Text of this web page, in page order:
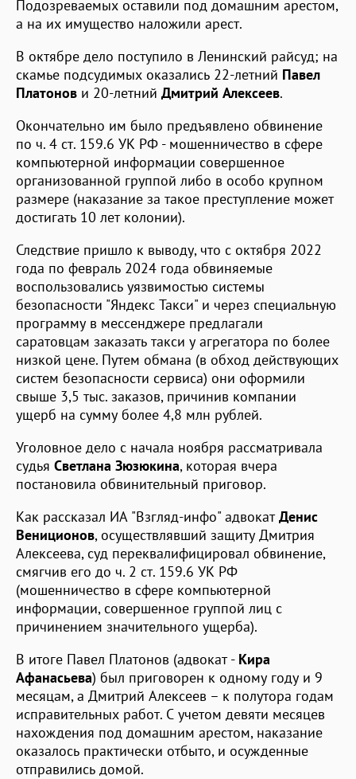
Подозреваемых оставили под домашним арестом,
а на их имущество наложили арест.
В октябре дело поступило в Ленинский райсуд; на
скамье подсудимых оказались 22-летний Павел
Платонов и 20-летний Дмитрий Алексеев.
Окончательно им было предъявлено обвинение
по ч. 4 ст. 159.6 УК РФ - мошенничество в сфере
компьютерной информации совершенное
организованной группой либо в особо крупном
размере (наказание за такое преступление может
достигать 10 лет колонии).
Следствие пришло к выводу, что с октября 2022
года по февраль 2024 года обвиняемые
воспользовались уязвимостью системы
безопасности "Яндекс Такси" и через специальную
программу в мессенджере предлагали
саратовцам заказать такси у агрегатора по более
низкой цене. Путем обмана (в обход действующих
систем безопасности сервиса) они оформили
свыше 3,5 тыс. заказов, причинив компании
ущерб на сумму более 4,8 млн рублей.
Уголовное дело с начала ноября рассматривала
судья Светлана Зюзюкина, которая вчера
постановила обвинительный приговор.
Как рассказал ИА "Взгляд-инфо" адвокатДенис
Вениционов, осуществлявший защиту Дмитрия
Алексеева, суд переквалифицировал обвинение,
смягчив его до ч. 2 ст. 159.6 УК РФ
(мошенничество в сфере компьютерной
информации, совершенное группой лиц с
причинением значительного ущерба).
В итоге Павел Платонов (адвокат - Кира
Афанасьева) был приговорен к одному году и 9
месяцам, а Дмитрий Алексеев – к полутора годам
исправительных работ. С учетом девяти месяцев
нахождения под домашним арестом, наказание
оказалось практически отбыто, и осужденные
отправились домой.